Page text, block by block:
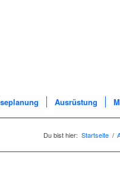
Ausrüstung
Du bist hier: Startseite /